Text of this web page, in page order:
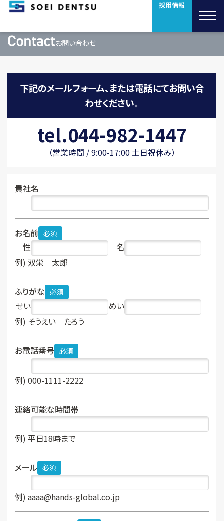
採用情報
お問い合わせ
下記のメールフォーム、または電話にてお問い合
わせください。
tel.044-982-1447
（営業時間 / 9:00-17:00 土日祝休み）
貴社名
お名前 必須
性
名
例) 双栄 太郎
ふりがな 必須
せい
めい
例) そうえい たろう
お電話番号 必須
例) 000-1111-2222
連絡可能な時間帯
例) 平日18時まで
メール 必須
例) aaaa@hands-global.co.jp